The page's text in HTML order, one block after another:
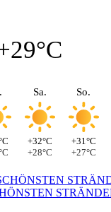
Sa.
+32°C
+28°C
So.
+31°C
+27°C